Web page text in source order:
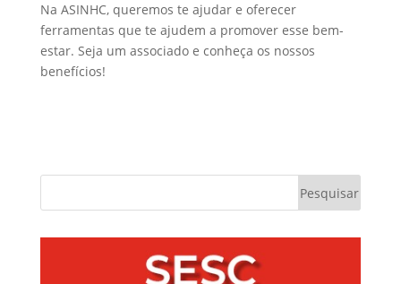
Na ASINHC, queremos te ajudar e oferecer
ferramentas que te ajudem a promover esse bem-
estar. Seja um associado e conheça os nossos
benefícios!